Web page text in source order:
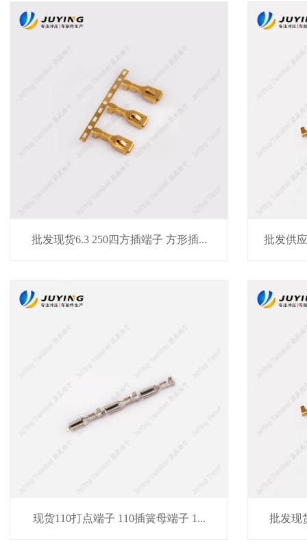
批发现货6.3 250四方插端子 方形插... 批发供
现货110打点端子 110插簧母端子 1... 批发现